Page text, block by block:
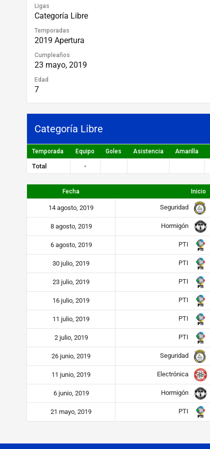
Ligas
Categoría Libre
Temporadas
2019 Apertura
Cumpleaños
23 mayo, 2019
Edad
7
Categoría Libre
Temporada Equipo Goles Asistencia Amarilla
Total -
Fecha Inicio
14 agosto, 2019 Seguridad
8 agosto, 2019 Hormigón
6 agosto, 2019 PTI
30 julio, 2019 PTI
23 julio, 2019 PTI
16 julio, 2019 PTI
11 julio, 2019 PTI
2 julio, 2019 PTI
26 junio, 2019 Seguridad
11 junio, 2019 Electrónica
6 junio, 2019 Hormigón
21 mayo, 2019 PTI